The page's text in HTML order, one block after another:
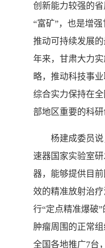
创新能力较强的
“富矿”，也是增
推动可持续发展
年来，甘肃大力
略，推动科技事
综合实力保持在
部地区重要的科研
杨建成委员说
速器国家实验室
器，能够提供目
效的精准放射治
行“定点精准爆破
肿瘤周围的正常
全国各地推广7台